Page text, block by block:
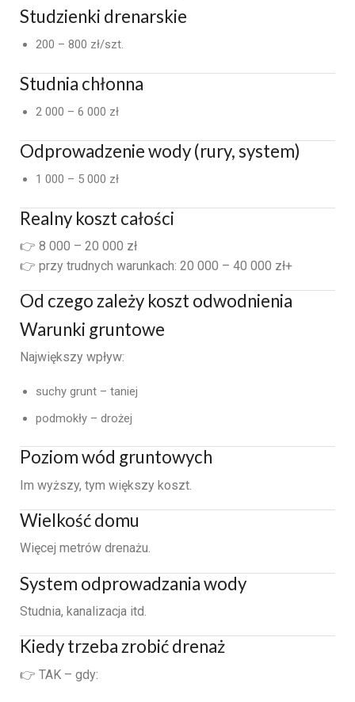
Studzienki drenarskie
200 – 800 zł/szt.
Studnia chłonna
2 000 – 6 000 zł
Odprowadzenie wody (rury, system)
1 000 – 5 000 zł
Realny koszt całości
👉 8 000 – 20 000 zł
👉 przy trudnych warunkach: 20 000 – 40 000 zł+
Od czego zależy koszt odwodnienia
Warunki gruntowe
Największy wpływ:
suchy grunt – taniej
podmokły – drożej
Poziom wód gruntowych
Im wyższy, tym większy koszt.
Wielkość domu
Więcej metrów drenażu.
System odprowadzania wody
Studnia, kanalizacja itd.
Kiedy trzeba zrobić drenaż
👉 TAK – gdy: